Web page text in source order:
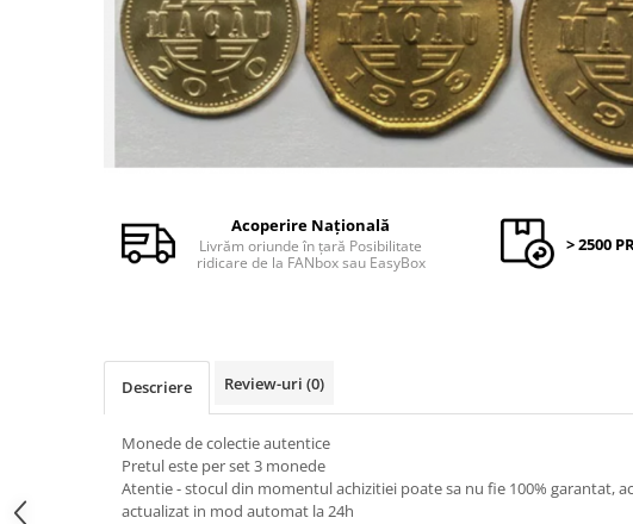
Monede America
Monede Australia si Oceania
Monede Euro, Eurocenti
Bancnote Romania
Accesorii colectie bancnote
Folii pentru stocare bancnote, la
Folii pentru stocare bancnote, la
Folii tip poseta, pentru bancnote,
cu 1 buzunar
Acoperire Națională
Livrăm oriunde în țară Posibilitate
ridicare de la FANbox sau EasyBox
> 2500
Descriere Review-uri (0)
Monede de colectie autentice
Pretul este per set 3 monede
Atentie - stocul din momentul achizitiei poate sa nu fie 100% garantat,
actualizat in mod automat la 24h